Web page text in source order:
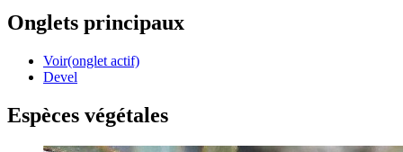
Onglets principaux
Voir(onglet actif)
Devel
Espèces végétales